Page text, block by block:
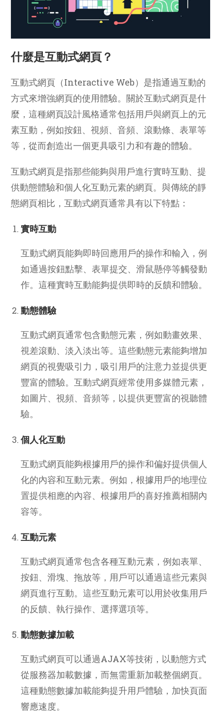
什麼是互動式網頁？
互動式網頁（Interactive Web）是指通過互動的
方式來增強網頁的使用體驗。關於互動式網頁是什
麼，這種網頁設計風格通常包括用戶與網頁上的元
素互動，例如按鈕、視頻、音頻、滾動條、表單等
等，從而創造出一個更具吸引力和有趣的體驗。
互動式網頁是指那些能夠與用戶進行實時互動、提
供動態體驗和個人化互動元素的網頁。與傳統的靜
態網頁相比，互動式網頁通常具有以下特點：
實時互動
互動式網頁能夠即時回應用戶的操作和輸入，例
如通過按鈕點擊、表單提交、滑鼠懸停等觸發動
作。這種實時互動能夠提供即時的反饋和體驗。
動態體驗
互動式網頁通常包含動態元素，例如動畫效果、
視差滾動、淡入淡出等。這些動態元素能夠增加
網頁的視覺吸引力，吸引用戶的注意力並提供更
豐富的體驗。互動式網頁經常使用多媒體元素，
如圖片、視頻、音頻等，以提供更豐富的視聽體
驗。
個人化互動
互動式網頁能夠根據用戶的操作和偏好提供個人
化的內容和互動元素。例如，根據用戶的地理位
置提供相應的內容、根據用戶的喜好推薦相關內
容等。
互動元素
互動式網頁通常包含各種互動元素，例如表單、
按鈕、滑塊、拖放等，用戶可以通過這些元素與
網頁進行互動。這些互動元素可以用於收集用戶
的反饋、執行操作、選擇選項等。
動態數據加載
互動式網頁可以通過AJAX等技術，以動態方式
從服務器加載數據，而無需重新加載整個網頁。
這種動態數據加載能夠提升用戶體驗，加快頁面
響應速度。